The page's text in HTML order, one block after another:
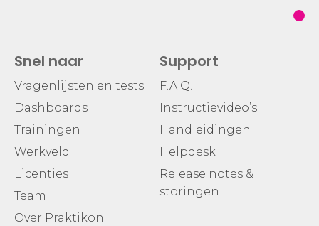
Snel naar
Vragenlijsten en tests
Dashboards
Trainingen
Werkveld
Licenties
Team
Over Praktikon
Support
F.A.Q.
Instructievideo’s
Handleidingen
Helpdesk
Release notes &
storingen